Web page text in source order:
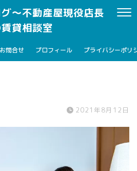
～不動産屋現役店長
貸相談室
お問合せ プロフィール プライバシーポリ
2021年8月12日